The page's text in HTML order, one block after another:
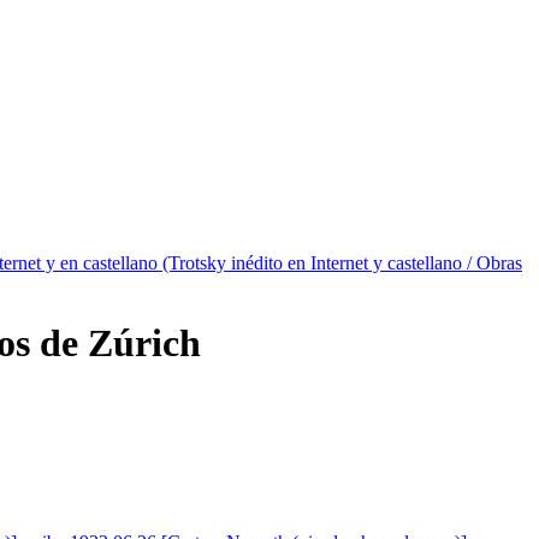
y en castellano (Trotsky inédito en Internet y castellano / Obras
de Zúrich